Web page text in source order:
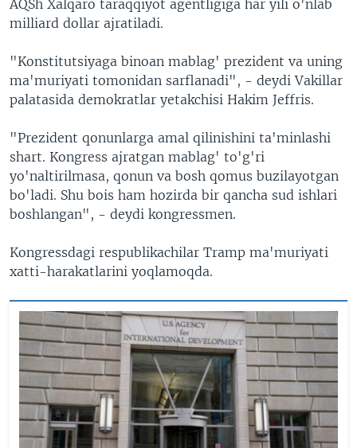
i
u
s
s
i
d
e
s
i
d
e
AQSh Xalqaro taraqqiyot agentligiga har yili o'nlab
milliard dollar ajratiladi.
"Konstitutsiyaga binoan mablag' prezident va uning
ma'muriyati tomonidan sarflanadi", - deydi Vakillar
palatasida demokratlar yetakchisi Hakim Jeffris.
"Prezident qonunlarga amal qilinishini ta'minlashi
shart. Kongress ajratgan mablag' to'g'ri
yo'naltirilmasa, qonun va bosh qomus buzilayotgan
bo'ladi. Shu bois ham hozirda bir qancha sud ishlari
boshlangan", - deydi kongressmen.
Kongressdagi respublikachilar Tramp ma'muriyati
xatti-harakatlarini yoqlamoqda.